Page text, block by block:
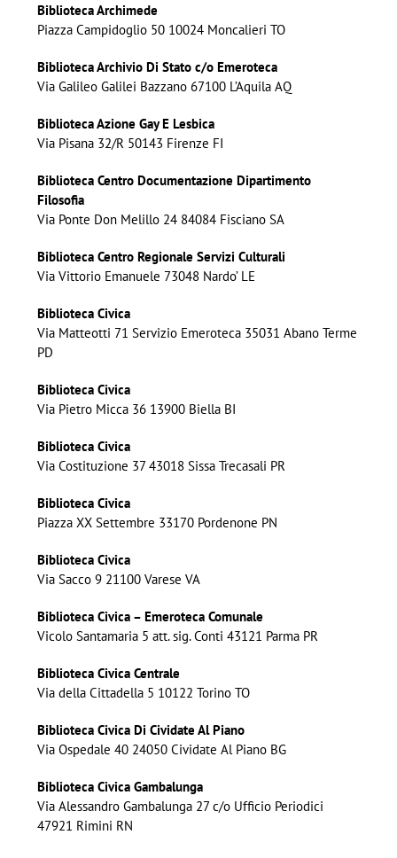
Biblioteca Archimede
Piazza Campidoglio 50 10024 Moncalieri TO
Biblioteca Archivio Di Stato c/o Emeroteca
Via Galileo Galilei Bazzano 67100 L’Aquila AQ
Biblioteca Azione Gay E Lesbica
Via Pisana 32/R 50143 Firenze FI
Biblioteca Centro Documentazione Dipartimento
Filosofia
Via Ponte Don Melillo 24 84084 Fisciano SA
Biblioteca Centro Regionale Servizi Culturali
Via Vittorio Emanuele 73048 Nardo’ LE
Biblioteca Civica
Via Matteotti 71 Servizio Emeroteca 35031 Abano Terme
PD
Biblioteca Civica
Via Pietro Micca 36 13900 Biella BI
Biblioteca Civica
Via Costituzione 37 43018 Sissa Trecasali PR
Biblioteca Civica
Piazza XX Settembre 33170 Pordenone PN
Biblioteca Civica
Via Sacco 9 21100 Varese VA
Biblioteca Civica – Emeroteca Comunale
Vicolo Santamaria 5 att. sig. Conti 43121 Parma PR
Biblioteca Civica Centrale
Via della Cittadella 5 10122 Torino TO
Biblioteca Civica Di Cividate Al Piano
Via Ospedale 40 24050 Cividate Al Piano BG
Biblioteca Civica Gambalunga
Via Alessandro Gambalunga 27 c/o Ufficio Periodici
47921 Rimini RN